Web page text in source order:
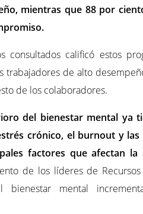
mientras que 88 por
calificó estos
de alto
de los colaboradores.
del bienestar mental ya
crónico, el burnout y las
factores que afectan la
de los líderes de
mental